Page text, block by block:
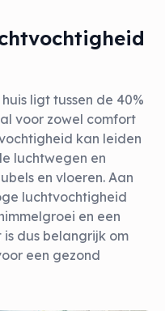
ligt tussen de 40%
voor zowel comfort
kan leiden
luchtwegen en
en vloeren. Aan
luchtvochtigheid
en een
dus belangrijk om
een gezond